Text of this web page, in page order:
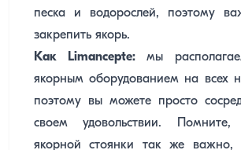
песка и водорослей, поэтому
закрепить якорь.
Как Limancepte:мы
якорным оборудованием на всех
поэтому вы можете просто
своем удовольствии.
якорной стоянки так же